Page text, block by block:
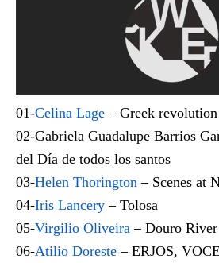
01-Celina Lage – Greek revolution
02-Gabriela Guadalupe Barrios
del Día de todos los santos
03-Helen Thorington – Scenes at
04-Iris Lancery – Tolosa
05-Virgilio Oliveira – Douro River
06-Atilio Doreste – ERJOS,